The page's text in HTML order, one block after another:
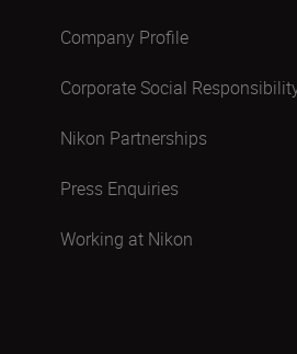
Company Profile
Corporate Social
Nikon Partnerships
Press Enquiries
Working at Nikon